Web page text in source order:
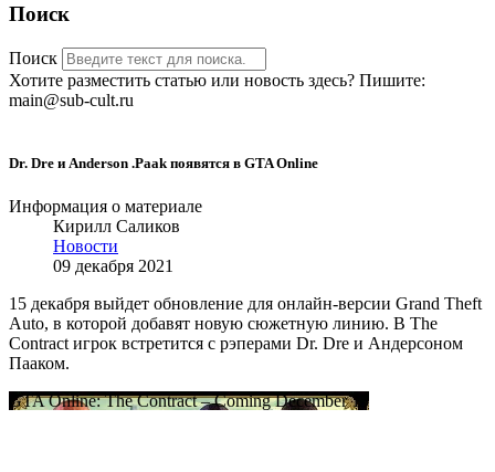
Поиск
Поиск
Хотите разместить статью или новость здесь? Пишите:
main@sub-cult.ru
Dr. Dre и Anderson .Paak появятся в GTA Online
Информация о материале
Кирилл Саликов
Новости
09 декабря 2021
15 декабря выйдет обновление для онлайн-версии Grand Theft
Auto, в которой добавят новую сюжетную линию. В The
Contract игрок встретится с рэперами Dr. Dre и Андерсоном
Пааком.
GTA Online: The Contract – Coming December 15